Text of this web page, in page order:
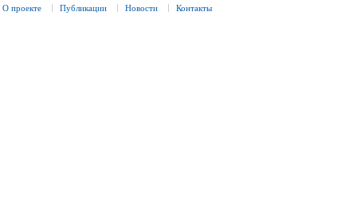
О проекте Публикации Новости Контакты